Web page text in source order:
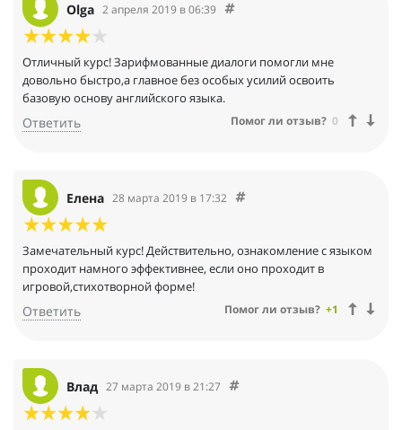
Olga 2 апреля 2019 в 06:39
Отличный курс! Зарифмованные диалоги помогли мне
довольно быстро,а главное без особых усилий освоить
базовую основу английского языка.
Ответить Помог ли отзыв? 0
Елена 28 марта 2019 в 17:32
Замечательный курс! Действительно, ознакомление с языком
проходит намного эффективнее, если оно проходит в
игровой,стихотворной форме!
Ответить Помог ли отзыв? +1
Влад 27 марта 2019 в 21:27